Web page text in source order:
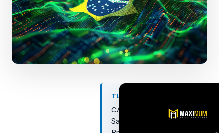
TL;DR
CAC
SaaS